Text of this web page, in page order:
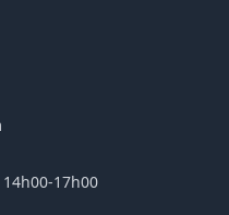
17h00